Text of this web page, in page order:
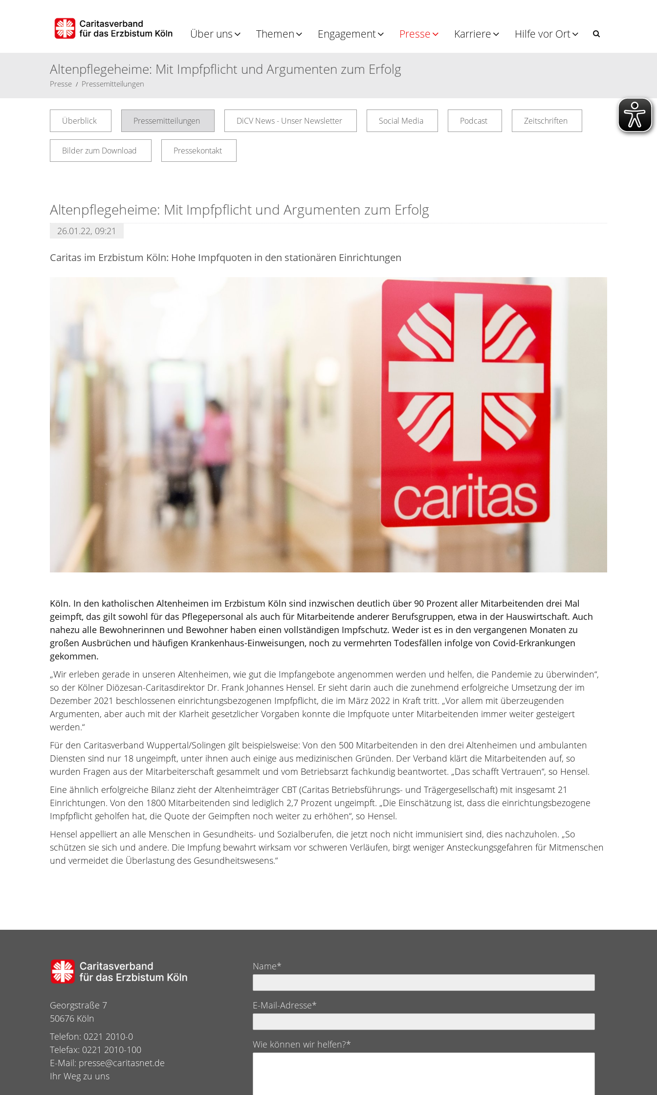
Über uns Themen Engagement Presse Karriere Hilfe vor Ort
Altenpflegeheime: Mit Impfpflicht und Argumenten zum Erfolg
Presse Pressemitteilungen
Überblick Pressemitteilungen DiCV News - Unser Newsletter Social Media Podcast Zeitschriften
Bilder zum Download Pressekontakt
Altenpflegeheime: Mit Impfpflicht und Argumenten zum Erfolg
26.01.22, 09:21
Caritas im Erzbistum Köln: Hohe Impfquoten in den stationären Einrichtungen
Köln. In den katholischen Altenheimen im Erzbistum Köln sind inzwischen deutlich über 90 Prozent aller Mitarbeitenden drei Mal
geimpft, das gilt sowohl für das Pflegepersonal als auch für Mitarbeitende anderer Berufsgruppen, etwa in der Hauswirtschaft. Auch
nahezu alle Bewohnerinnen und Bewohner haben einen vollständigen Impfschutz. Weder ist es in den vergangenen Monaten zu
großen Ausbrüchen und häufigen Krankenhaus-Einweisungen, noch zu vermehrten Todesfällen infolge von Covid-Erkrankungen
gekommen.
„Wir erleben gerade in unseren Altenheimen, wie gut die Impfangebote angenommen werden und helfen, die Pandemie zu überwinden“,
so der Kölner Diözesan-Caritasdirektor Dr. Frank Johannes Hensel. Er sieht darin auch die zunehmend erfolgreiche Umsetzung der im
Dezember 2021 beschlossenen einrichtungsbezogenen Impfpflicht, die im März 2022 in Kraft tritt. „Vor allem mit überzeugenden
Argumenten, aber auch mit der Klarheit gesetzlicher Vorgaben konnte die Impfquote unter Mitarbeitenden immer weiter gesteigert
werden.“
Für den Caritasverband Wuppertal/Solingen gilt beispielsweise: Von den 500 Mitarbeitenden in den drei Altenheimen und ambulanten
Diensten sind nur 18 ungeimpft, unter ihnen auch einige aus medizinischen Gründen. Der Verband klärt die Mitarbeitenden auf, so
wurden Fragen aus der Mitarbeiterschaft gesammelt und vom Betriebsarzt fachkundig beantwortet. „Das schafft Vertrauen“, so Hensel.
Eine ähnlich erfolgreiche Bilanz zieht der Altenheimträger CBT (Caritas Betriebsführungs- und Trägergesellschaft) mit insgesamt 21
Einrichtungen. Von den 1800 Mitarbeitenden sind lediglich 2,7 Prozent ungeimpft. „Die Einschätzung ist, dass die einrichtungsbezogene
Impfpflicht geholfen hat, die Quote der Geimpften noch weiter zu erhöhen“, so Hensel.
Hensel appelliert an alle Menschen in Gesundheits- und Sozialberufen, die jetzt noch nicht immunisiert sind, dies nachzuholen. „So
schützen sie sich und andere. Die Impfung bewahrt wirksam vor schweren Verläufen, birgt weniger Ansteckungsgefahren für Mitmenschen
und vermeidet die Überlastung des Gesundheitswesens.“
Georgstraße 7
50676 Köln
Telefon: 0221 2010-0
Telefax: 0221 2010-100
E-Mail: presse@caritasnet.de
Ihr Weg zu uns
Name*
E-Mail-Adresse*
Wie können wir helfen?*